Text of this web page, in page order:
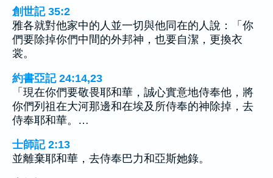
創世記 35:2
雅各就對他家中的人並一切與他同在的人說：「你
們要除掉你們中間的外邦神，也要自潔，更換衣
裳。
約書亞記 24:14,23
「現在你們要敬畏耶和華，誠心實意地侍奉他，將
你們列祖在大河那邊和在埃及所侍奉的神除掉，去
侍奉耶和華。…
士師記 2:13
並離棄耶和華，去侍奉巴力和亞斯她錄。